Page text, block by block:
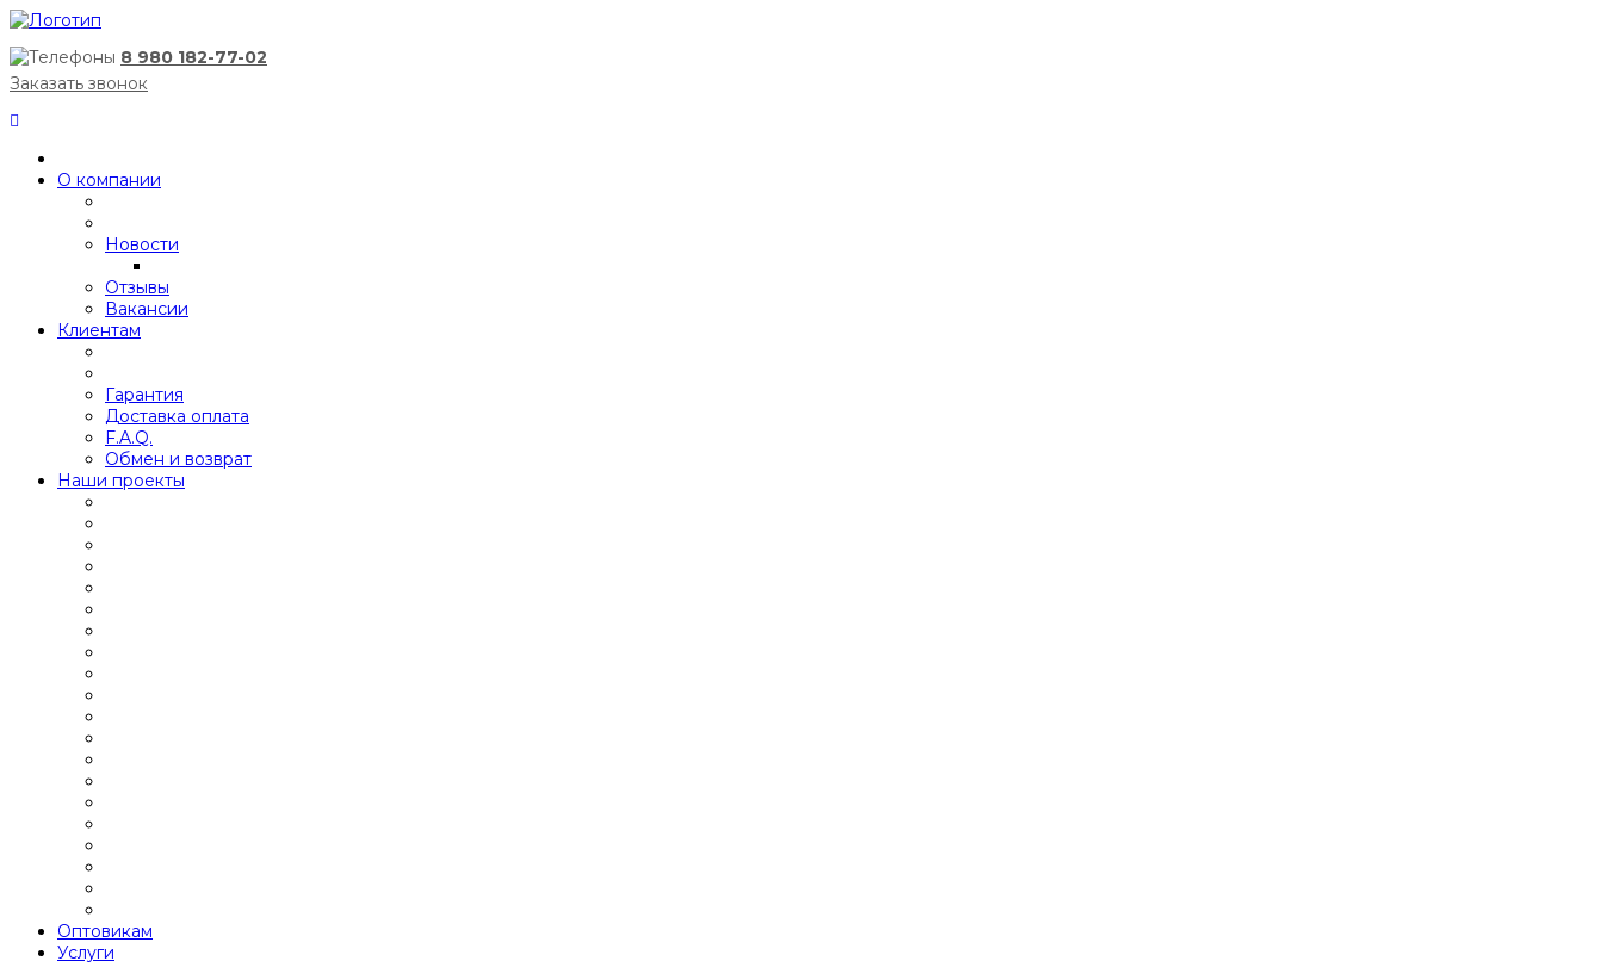
8 980 182-77-02
Заказать звонок
О компании
Новости
Отзывы
Вакансии
Клиентам
Гарантия
Доставка оплата
F.A.Q.
Обмен и возврат
Наши проекты
Оптовикам
Услуги